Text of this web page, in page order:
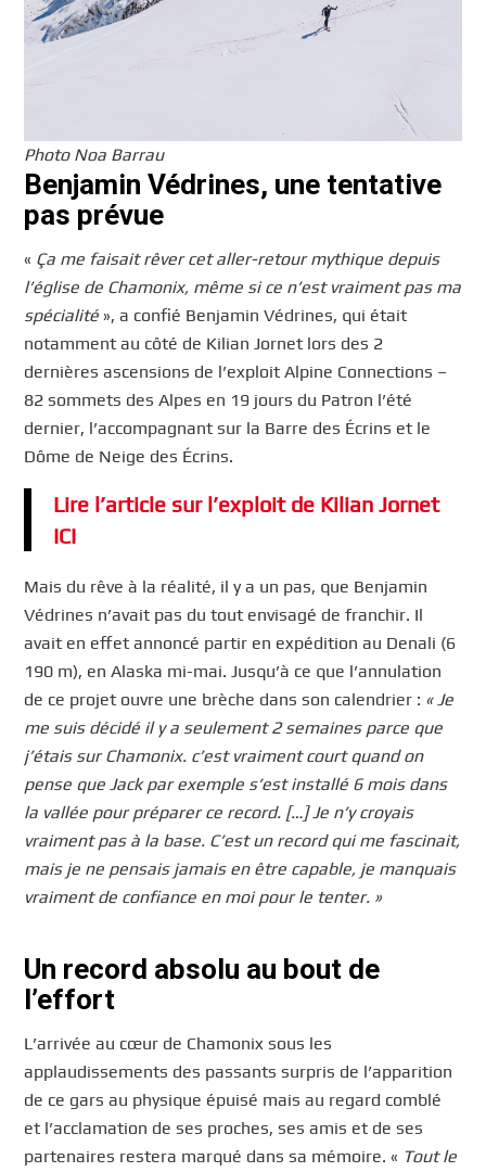
Photo Noa Barrau
Benjamin Védrines, une tentative
pas prévue
« Ça me faisait rêver cet aller-retour mythique depuis
l’église de Chamonix, même si ce n’est vraiment pas ma
spécialité », a confié Benjamin Védrines, qui était
notamment au côté de Kilian Jornet lors des 2
dernières ascensions de l’exploit Alpine Connections –
82 sommets des Alpes en 19 jours du Patron l’été
dernier, l’accompagnant sur la Barre des Écrins et le
Dôme de Neige des Écrins.
Lire l’article sur l’exploit de Kilian Jornet
ICI
Mais du rêve à la réalité, il y a un pas, que Benjamin
Védrines n’avait pas du tout envisagé de franchir. Il
avait en effet annoncé partir en expédition au Denali (6
190 m), en Alaska mi-mai. Jusqu’à ce que l’annulation
de ce projet ouvre une brèche dans son calendrier : « Je
me suis décidé il y a seulement 2 semaines parce que
j’étais sur Chamonix. c’est vraiment court quand on
pense que Jack par exemple s’est installé 6 mois dans
la vallée pour préparer ce record. […] Je n’y croyais
vraiment pas à la base. C’est un record qui me fascinait,
mais je ne pensais jamais en être capable, je manquais
vraiment de confiance en moi pour le tenter. »
Un record absolu au bout de
l’effort
L’arrivée au cœur de Chamonix sous les
applaudissements des passants surpris de l’apparition
de ce gars au physique épuisé mais au regard comblé
et l’acclamation de ses proches, ses amis et de ses
partenaires restera marqué dans sa mémoire. « Tout le